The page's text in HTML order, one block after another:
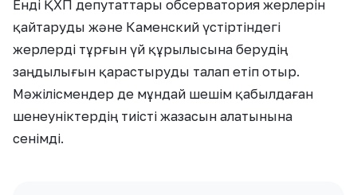
Енді ҚХП депутаттары обсерватория жерлерін
қайтаруды және Каменский үстіртіндегі
жерлерді тұрғын үй құрылысына берудің
заңдылығын қарастыруды талап етіп отыр.
Мәжілісмендер де мұндай шешім қабылдаған
шенеуніктердің тиісті жазасын алатынына
сенімді.